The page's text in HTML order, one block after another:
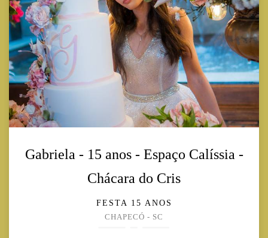
Gabriela - 15 anos - Espaço Calíssia -
Chácara do Cris
FESTA 15 ANOS
CHAPECÓ - SC